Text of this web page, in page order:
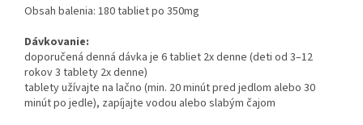
Obsah balenia: 180 tabliet po 350mg
Dávkovanie:
doporučená denná dávka je 6 tabliet 2x denne (deti od 3–12
rokov 3 tablety 2x denne)
tablety užívajte na lačno (min. 20 minút pred jedlom alebo 30
minút po jedle), zapíjajte vodou alebo slabým čajom